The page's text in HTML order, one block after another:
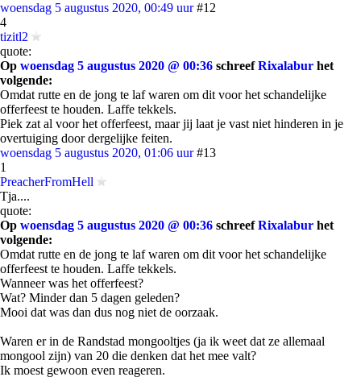
woensdag 5 augustus 2020, 00:49 uur #12
4
tizitl2
quote:
Op woensdag 5 augustus 2020 @ 00:36 schreefRixalabur het
volgende:
Omdat rutte en de jong te laf waren om dit voor het schandelijke
offerfeest te houden. Laffe tekkels.
Piek zat al voor het offerfeest, maar jij laat je vast niet hinderen in je
overtuiging door dergelijke feiten.
woensdag 5 augustus 2020, 01:06 uur #13
1
PreacherFromHell
Tja....
quote:
Op woensdag 5 augustus 2020 @ 00:36 schreefRixalabur het
volgende:
Omdat rutte en de jong te laf waren om dit voor het schandelijke
offerfeest te houden. Laffe tekkels.
Wanneer was het offerfeest?
Wat? Minder dan 5 dagen geleden?
Mooi dat was dan dus nog niet de oorzaak.
Waren er in de Randstad mongooltjes (ja ik weet dat ze allemaal
mongool zijn) van 20 die denken dat het mee valt?
Ik moest gewoon even reageren.